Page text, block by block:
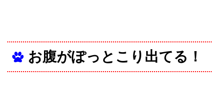
お腹がぽっとこり出てる！